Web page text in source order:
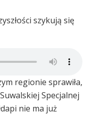
szykują się
regionie sprawiła,
Specjalnej
nie ma już